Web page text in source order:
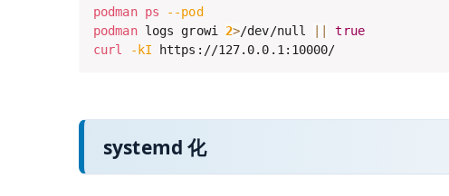
podman ps
--pod
podman logs growi 2>/dev/null
true
curl
-kI https://127.0.0.1:10000/
systemd 化